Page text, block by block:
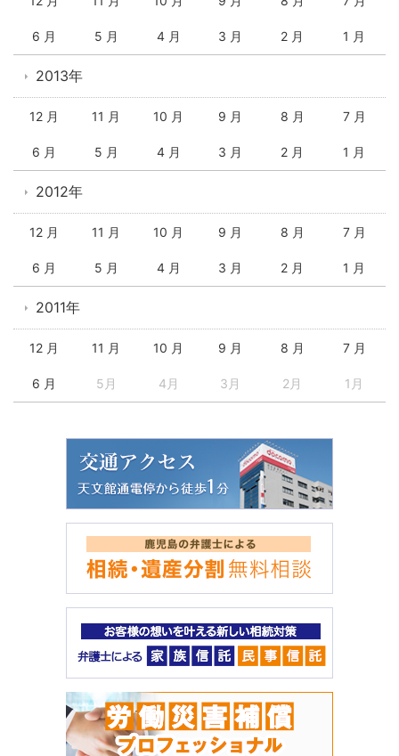
6 月 5 月 4 月 3 月 2 月 1 月
2013年
12 月 11 月 10 月 9 月 8 月 7 月
6 月 5 月 4 月 3 月 2 月 1 月
2012年
12 月 11 月 10 月 9 月 8 月 7 月
6 月 5 月 4 月 3 月 2 月 1 月
2011年
12 月 11 月 10 月 9 月 8 月 7 月
6 月 5月 4月 3月 2月 1月